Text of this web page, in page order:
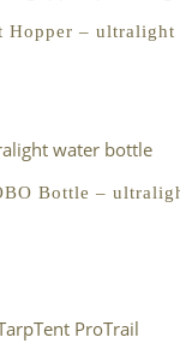
Hopper –
Bottle –